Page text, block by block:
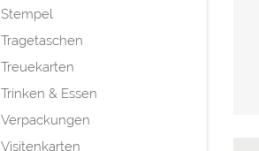
Stempel
Tragetaschen
Treuekarten
Trinken & Essen
Verpackungen
Visitenkarten